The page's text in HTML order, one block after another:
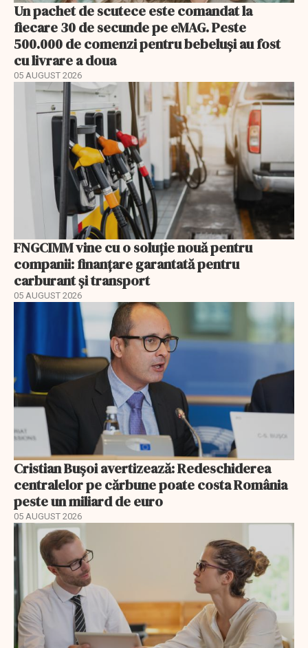
Un pachet de scutece este comandat la
fiecare 30 de secunde pe eMAG. Peste
500.000 de comenzi pentru bebeluși au fost
cu livrare a doua
05 AUGUST 2026
FNGCIMM vine cu o soluție nouă pentru
companii: finanțare garantată pentru
carburant și transport
05 AUGUST 2026
Cristian Bușoi avertizează: Redeschiderea
centralelor pe cărbune poate costa România
peste un miliard de euro
05 AUGUST 2026